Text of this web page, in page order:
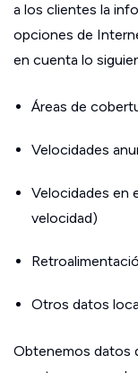
a los clientes la
opciones de
en cuenta lo
Áreas de
Velocidades
Velocidades en
velocidad)
Otros datos
Obtenemos datos